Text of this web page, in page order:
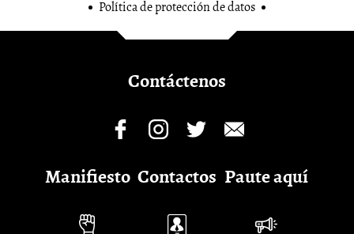
Política de protección de datos
Contáctenos
Manifiesto Contactos Paute aquí